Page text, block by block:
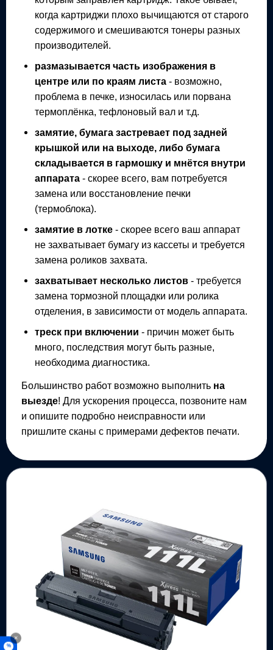
×
%
когда картриджи плохо вычищаются от старого
содержимого и смешиваются тонеры разных
производителей.
размазывается часть изображения в
центре или по краям листа - возможно,
проблема в печке, износилась или порвана
термоплёнка, тефлоновый вал и т.д.
замятие, бумага застревает под задней
крышкой или на выходе, либо бумага
складывается в гармошку и мнётся внутри
аппарата - скорее всего, вам потребуется
замена или восстановление печки
(термоблока).
замятие в лотке - скорее всего ваш аппарат
не захватывает бумагу из кассеты и требуется
замена роликов захвата.
захватывает несколько листов - требуется
замена тормозной площадки или ролика
отделения, в зависимости от модель аппарата.
треск при включении - причин может быть
много, последствия могут быть разные,
необходима диагностика.
Большинство работ возможно выполнить на
выезде! Для ускорения процесса, позвоните нам
и опишите подробно неисправности или
пришлите сканы с примерами дефектов печати.